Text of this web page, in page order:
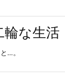
な生活
…。